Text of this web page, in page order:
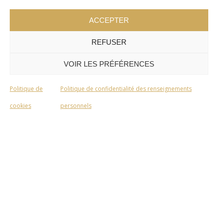
ACCEPTER
REFUSER
VOIR LES PRÉFÉRENCES
Politique de
cookies
Politique de confidentialité des renseignements
personnels